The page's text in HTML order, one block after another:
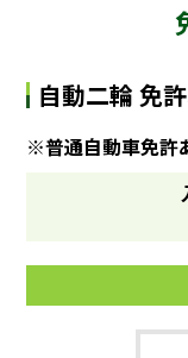
自動二輪 免
※普通自動車免許